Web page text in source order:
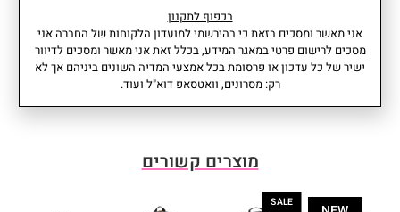
• בחזית התיק 2 כיסים עם סגירת
רוכסן.
• בצד התיק כיס עם סגירת רוכסן.
משקל: 0.36 ק"ג
רוחב: 16 ס"מ I גובה: 42 ס"מ I
עומק: 42 ס"מ
הרכב בד: 56% פוליאמיד ממוחזר,
44% פוליאמיד.
המותג קיפלינג משנה מעת לעת את
יתכן והקוף שיגיע הינו מחומר שונה
עוד
מוצרים קשורים
SALE
בכפוף לתקנון
אני מאשר ומסכים בזאת כי בהירשמי למועדון הלקוחות של החברה אני
מסכים לרישום פרטי במאגר המידע, בכלל זאת אני מאשר ומסכים לדיוור
ישיר של כל עדכון או פרסומת בכל אמצעי המדיה השונים ביניהם אך לא
רק: מסרונים, וואטסאפ דוא"ל ועוד.